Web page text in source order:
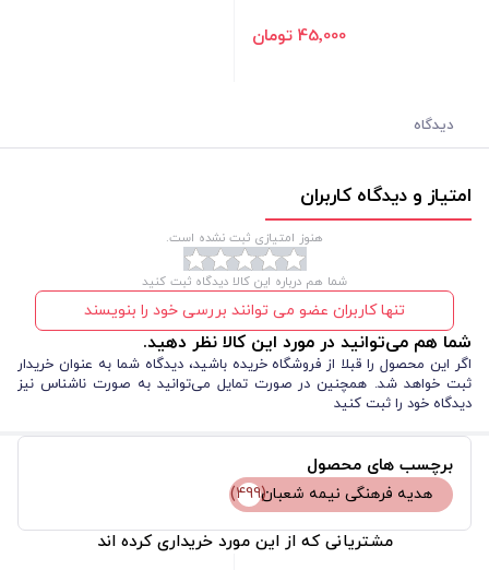
45٬000 تومان
دیدگاه
امتیاز و دیدگاه کاربران
هنوز امتیازی ثبت نشده است.
شما هم درباره این کالا دیدگاه ثبت کنید
تنها کاربران عضو می توانند بررسی خود را بنویسند
شما هم می‌توانید در مورد این کالا نظر دهید.
اگر این محصول را قبلا از فروشگاه خریده باشید، دیدگاه شما به عنوان خریدار
ثبت خواهد شد. همچنین در صورت تمایل می‌توانید به صورت ناشناس نیز
دیدگاه خود را ثبت کنید
برچسب های محصول
هدیه فرهنگی نیمه شعبان
(499)
مشتریانی که از این مورد خریداری کرده اند